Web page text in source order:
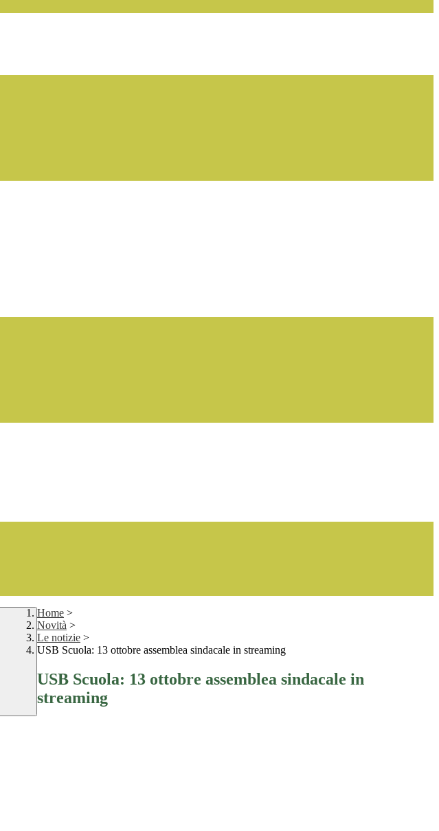
Home >
Novità >
Le notizie >
USB Scuola: 13 ottobre assemblea sindacale in streaming
USB Scuola: 13 ottobre assemblea sindacale in
streaming